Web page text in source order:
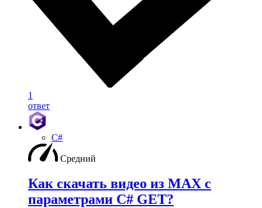
1
ответ
C#
Средний
Как скачать видео из MAX с
параметрами C# GET?